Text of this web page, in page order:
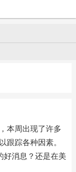
本周出现了许多
跟踪各种因素。
好消息？还是在美